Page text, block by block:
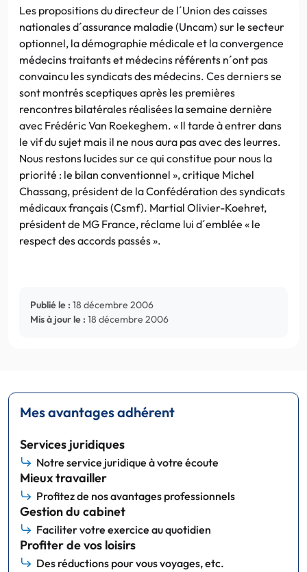
Les propositions du directeur de l´Union des caisses
nationales d´assurance maladie (Uncam) sur le secteur
optionnel, la démographie médicale et la convergence
médecins traitants et médecins référents n´ont pas
convaincu les syndicats des médecins. Ces derniers se
sont montrés sceptiques après les premières
rencontres bilatérales réalisées la semaine dernière
avec Frédéric Van Roekeghem. « Il tarde à entrer dans
le vif du sujet mais il ne nous aura pas avec des leurres.
Nous restons lucides sur ce qui constitue pour nous la
priorité : le bilan conventionnel », critique Michel
Chassang, président de la Confédération des syndicats
médicaux français (Csmf). Martial Olivier-Koehret,
président de MG France, réclame lui d´emblée « le
respect des accords passés ».
Publié le : 18 décembre 2006
Mis à jour le : 18 décembre 2006
Mes avantages adhérent
Services juridiques
Notre service juridique à votre écoute
Mieux travailler
Profitez de nos avantages professionnels
Gestion du cabinet
Faciliter votre exercice au quotidien
Profiter de vos loisirs
Des réductions pour vous voyages, etc.